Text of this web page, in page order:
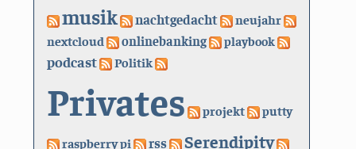
musik nachtgedacht neujahr
nextcloud onlinebanking playbook
podcast Politik
Privates projekt putty
raspberry pi rss Serendipity